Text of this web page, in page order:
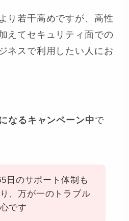
り若干高めですが、高性
えてセキュリティ面での
ネスで利用したい人にお
なるキャンペーン中で
日のサポート体制も
、万が一のトラブル
です